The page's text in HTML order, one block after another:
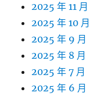
2025 年 11 月
2025 年 10 月
2025 年 9 月
2025 年 8 月
2025 年 7 月
2025 年 6 月